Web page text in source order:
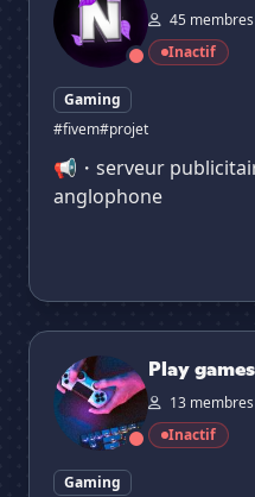
45 membres
Inactif
Gaming
#fivem#projet
📢・serveur
anglophone
Play games Friends
Play
13 membres
Inactif
Gaming